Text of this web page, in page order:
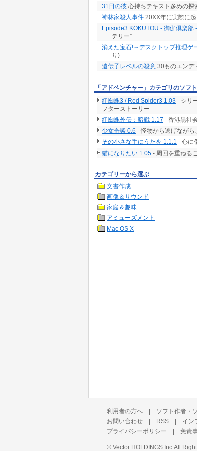
31日の彼 心持ちテキスト多めの探
神林家殺人事件 20XX年に実際に
Episode3 KOKUTOU - 御伽倶楽部 -
テリー”
消えた宝石!～デスクトップ推理ゲ
り)
遺伝子レベルの殺意 30ものエンデ
「アドベンチャー」カテゴリのソフ
紅蜘蛛3 / Red Spider3 1.03 - シリ
フターストーリー
紅蜘蛛外伝：暗戦 1.17 - 香港黒社
少女奇談 0.6 - 怪物から逃げなが
その小さな手にうたを 1.1.1 - 心に
猫になりたい 1.05 - 周回を重ねる
カテゴリーから選ぶ
文書作成
画像＆サウンド
家庭＆趣味
アミューズメント
Mac OS X
利用者の方へ | ソフト作者・
お問い合わせ | RSS | イン
プライバシーポリシー | 免責
© Vector HOLDINGS Inc. All